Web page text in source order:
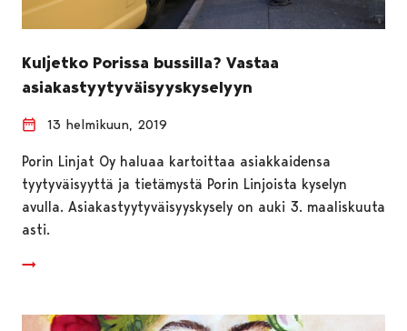
Kuljetko Porissa bussilla? Vastaa
asiakastyytyväisyyskyselyyn
13 helmikuun, 2019
Porin Linjat Oy haluaa kartoittaa asiakkaidensa
tyytyväisyyttä ja tietämystä Porin Linjoista kyselyn
avulla. Asiakastyytyväisyyskysely on auki 3. maaliskuuta
asti.